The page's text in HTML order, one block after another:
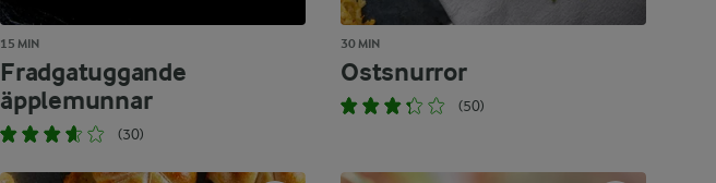
15 MIN
Fradgatuggande
äpplemunnar
(30)
30 MIN
Ostsnurror
(50)